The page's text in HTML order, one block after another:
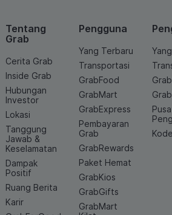
Tentang
Grab
Cerita Grab
Inside Grab
Hubungan
Investor
Lokasi
Tanggung
Jawab &
Keselamatan
Dampak
Positif
Ruang Berita
Karir
Pengguna
Yang Terbaru
Transportasi
GrabFood
GrabMart
GrabExpress
Pembayaran
Grab
GrabRewards
Paket Hemat
GrabKios
GrabGifts
GrabMart